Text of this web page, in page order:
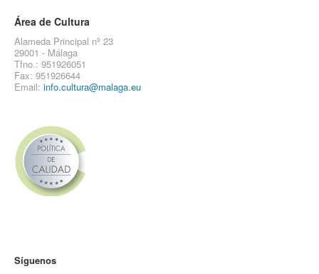
Área de Cultura
Alameda Principal nº 23
29001 - Málaga
Tfno.: 951926051
Fax: 951926644
Email: info.cultura@malaga.eu
Síguenos